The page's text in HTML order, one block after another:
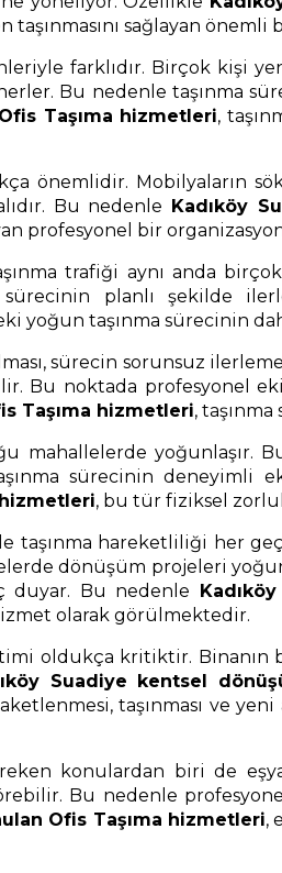
taşınmasını sağlayan önemli
farklıdır. Birçok kişi
Bu nedenle taşınma
Taşıma hizmetleri,
önemlidir. Mobilyaların
Bu nedenle
Kadıköy
profesyonel bir
trafiği aynı anda
planlı şekilde
yoğun taşınma sürecinin
sürecin sorunsuz
Bu noktada profesyonel
Taşıma hizmetleri,
mahallelerde yoğunlaşır.
sürecinin deneyimli
, bu tür fiziksel
hareketliliği her
dönüşüm projeleri
duyar. Bu nedenle
olarak görülmektedir.
oldukça kritiktir.
Suadiye kentsel
taşınması ve
konulardan biri de
Bu nedenle
Ofis Taşıma hizmetleri,